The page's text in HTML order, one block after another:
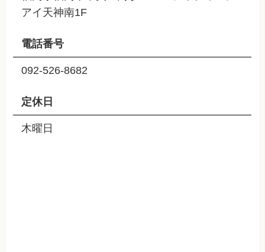
アイ天神南1F
電話番号
092-526-8682
定休日
木曜日